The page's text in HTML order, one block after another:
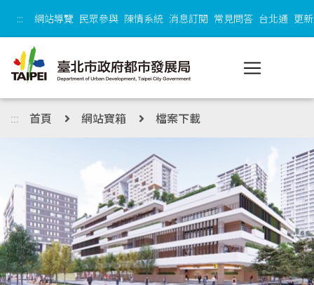
::: 網站導覽 民眾參與 陳情系統 消息訂閱 常見問答 台北通 更
::: 首頁 網站寶箱 檔案下載